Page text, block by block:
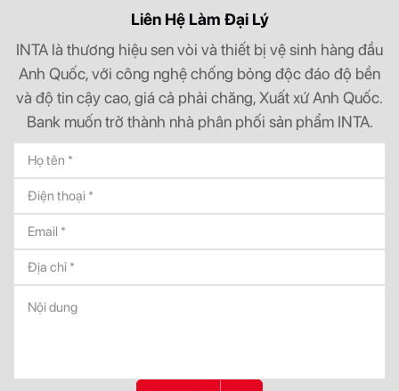
Liên Hệ Làm Đại Lý
INTA là thương hiệu sen vòi và thiết bị vệ sinh hàng đầu
Anh Quốc, với công nghệ chống bỏng độc đáo độ bền
và độ tin cậy cao, giá cả phải chăng, Xuất xứ Anh Quốc.
Bank muốn trở thành nhà phân phối sản phẩm INTA.